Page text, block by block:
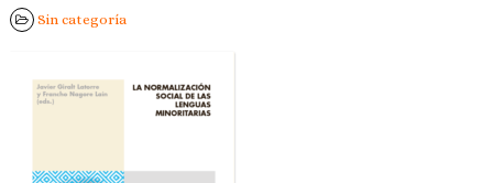
Sin categoría